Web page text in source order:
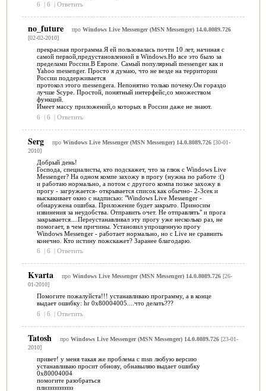
6
| 6 | Ответить
no_future про Windows Live Messenger (MSN Messenger) 14.0.8089.726
[02-02-2010]
прекрасная программа.Я ей пользовалась почти 10 лет, начиная с
самой первой,предустановленной в Windows.Но все это было за
пределами России.В Европе. Самый популярный messenger как и
Yahoo messenger. Просто я думаю, что не везде на территории
России поддерживается
протокол этого messengera. Непонятно только почему.Он гораздо
лучше Scype. Простой, понятный интерфейс,со множеством
функций.
Имеет массу приложений,о которых в России даже не знают.
6
| 6 | Ответить
Serg про Windows Live Messenger (MSN Messenger) 14.0.8089.726[30-01-
2010]
Добрый день!
Господа, специалисты, кто подскажет, что за глюк с Windows Live
Messenger? На одном компе захожу в прогу (нужна по работе :()
и работаю нормально, а потом с другого компа позже захожу в
прогу - загружается- открывается список как обычно- 2-3сек и
выскакивает окно с надписью: "Windows Live Messenger -
обнаружена ошибка. Приложение будет закрыто. Приносим
извинения за неудобства. Отправить очет. Не отправлять" и прога
закрывается....Переустанавливал эту прогу уже несколько раз, не
помогает, в чем причины. Установил упрощенную прогу
Windows Messenger - работает нормально, но с Live не сравнить
конечно. Кто истину пожскажет? Заранее благодарю.
6
| 6 | Ответить
Kvarta про Windows Live Messenger (MSN Messenger) 14.0.8089.726[26-
01-2010]
Помогите пожалуйста!!! устанавливаю программу, а в конце
выдает ошибку: hr 0x80004005....что делать???
6
| 6 | Ответить
Tatosh про Windows Live Messenger (MSN Messenger) 14.0.8089.726[23-01-
2010]
привет! у меня такая же проблема с msn любую версию
устанавливаю просит обнову, обнавыляю выдает ошибку
0x80004004
помогите разобраться
плиззззззззззз